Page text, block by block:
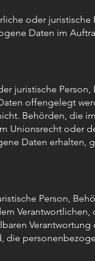
oder
Daten im
juristische
offengelegt
Behörden, die
Unionsrecht oder
Daten erhalten,
Person,
die